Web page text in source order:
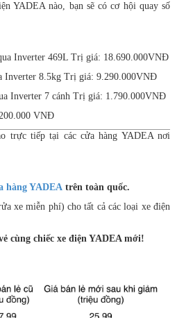
YADEA nào, bạn sẽ có cơ hội quay số
Inverter 469L Trị giá: 18.690.000VNĐ
Inverter 8.5kg Trị giá: 9.290.000VNĐ
Inverter 7 cánh Trị giá: 1.790.000VNĐ
VNĐ
trực tiếp tại các cửa hàng YADEA nơi
hàng YADEA trên toàn quốc.
xe miễn phí) cho tất cả các loại xe điện
cùng chiếc xe điện YADEA mới!